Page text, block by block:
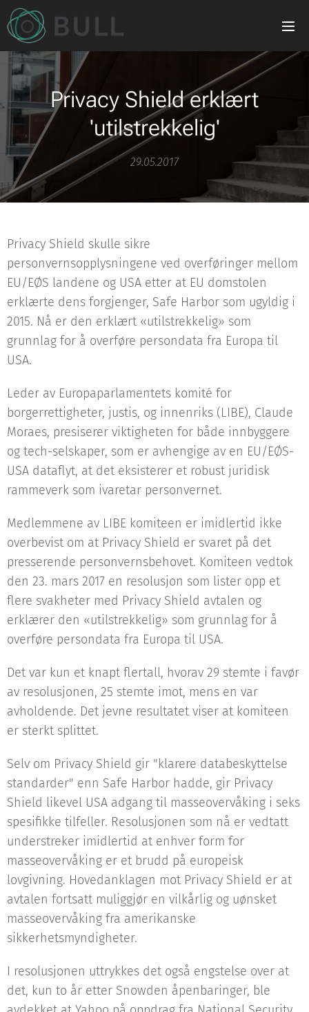
Privacy Shield erklært
'utilstrekkelig'
29.05.2017
Privacy Shield skulle sikre
personvernsopplysningene ved overføringer mellom
EU/EØS landene og USA etter at EU domstolen
erklærte dens forgjenger, Safe Harbor som ugyldig i
2015. Nå er den erklært «utilstrekkelig» som
grunnlag for å overføre persondata fra Europa til
USA.
Leder av Europaparlamentets komité for
borgerrettigheter, justis, og innenriks (LIBE), Claude
Moraes, presiserer viktigheten for både innbyggere
og tech-selskaper, som er avhengige av en EU/EØS-
USA dataflyt, at det eksisterer et robust juridisk
rammeverk som ivaretar personvernet.
Medlemmene av LIBE komiteen er imidlertid ikke
overbevist om at Privacy Shield er svaret på det
presserende personvernsbehovet. Komiteen vedtok
den 23. mars 2017 en resolusjon som lister opp et
flere svakheter med Privacy Shield avtalen og
erklærer den «utilstrekkelig» som grunnlag for å
overføre persondata fra Europa til USA.
Det var kun et knapt flertall, hvorav 29 stemte i favør
av resolusjonen, 25 stemte imot, mens en var
avholdende. Det jevne resultatet viser at komiteen
er sterkt splittet.
Selv om Privacy Shield gir "klarere databeskyttelse
standarder" enn Safe Harbor hadde, gir Privacy
Shield likevel USA adgang til masseovervåking i seks
spesifikke tilfeller. Resolusjonen som nå er vedtatt
understreker imidlertid at enhver form for
masseovervåking er et brudd på europeisk
lovgivning. Hovedanklagen mot Privacy Shield er at
avtalen fortsatt muliggjør en vilkårlig og uønsket
masseovervåking fra amerikanske
sikkerhetsmyndigheter.
I resolusjonen uttrykkes det også engstelse over at
det, kun to år etter Snowden åpenbaringer, ble